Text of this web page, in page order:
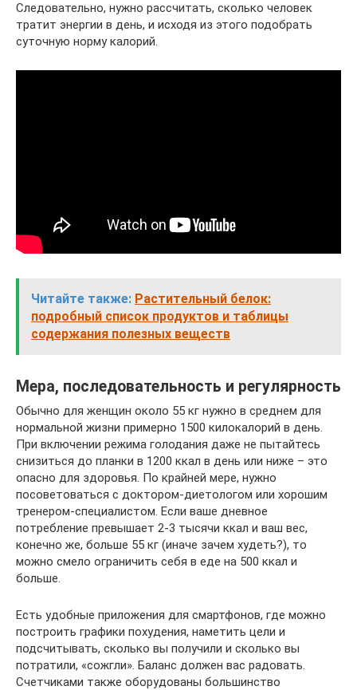
Следовательно, нужно рассчитать, сколько человек
тратит энергии в день, и исходя из этого подобрать
суточную норму калорий.
Читайте также: Растительный белок:
подробный список продуктов и таблицы
содержания полезных веществ
Мера, последовательность и регулярность
Обычно для женщин около 55 кг нужно в среднем для
нормальной жизни примерно 1500 килокалорий в день.
При включении режима голодания даже не пытайтесь
снизиться до планки в 1200 ккал в день или ниже – это
опасно для здоровья. По крайней мере, нужно
посоветоваться с доктором-диетологом или хорошим
тренером-специалистом. Если ваше дневное
потребление превышает 2-3 тысячи ккал и ваш вес,
конечно же, больше 55 кг (иначе зачем худеть?), то
можно смело ограничить себя в еде на 500 ккал и
больше.
Есть удобные приложения для смартфонов, где можно
построить графики похудения, наметить цели и
подсчитывать, сколько вы получили и сколько вы
потратили, «сожгли». Баланс должен вас радовать.
Счетчиками также оборудованы большинство